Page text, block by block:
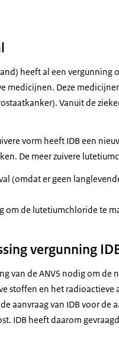
Holland in Baarle Nassau
heeft al een
medicijnen. Deze
Vanuit de
vorm heeft IDB een
De meer zuivere
(omdat er geen
om de lutetiumchloride te
vergunning
van de ANVS nodig om
stoffen en het
aanvraag van IDB voor de
IDB heeft daarom